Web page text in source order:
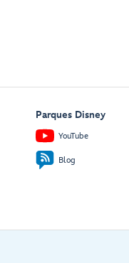
Parques Disney
YouTube
Blog